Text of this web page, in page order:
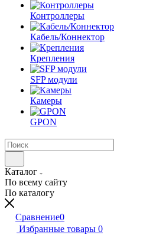
Контроллеры
Кабель/Коннектор
Крепления
SFP модули
Камеры
GPON
Каталог
По всему сайту
По каталогу
Сравнение0
Избранные товары 0